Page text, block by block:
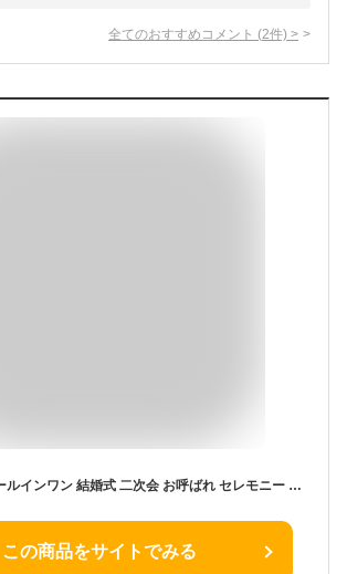
全てのおすすめコメント (2件) >
パンツドレス オールインワン 結婚式 二次会 お呼ばれ セレモニー 入学式 発表会 七五三 オケージョン ワイド ドレス パンツ お呼ばれ パンツスタイル 女子会 体型カバー 20代 30代 40代 七分袖 袖あり ブラック レディース ウエストゴム 大きいサイズ
この商品をサイトでみる